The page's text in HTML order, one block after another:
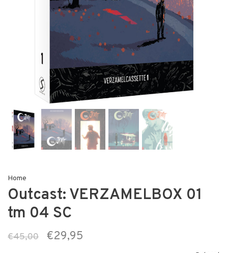
Home
Outcast: VERZAMELBOX 01
tm 04 SC
€45,00 €29,95